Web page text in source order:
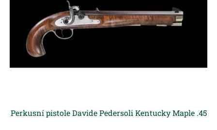
Perkusní pistole Davide Pedersoli Kentucky Maple .45